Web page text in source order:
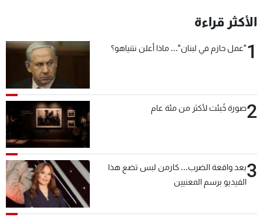
الأكثر قراءة
1"عمل حازم في لبنان"... ماذا أعلن نتنياهو؟
2صورة خُبئت لأكثر من مئة عام
3بعد واقعة الضرب... كارمن لبس تضع هذا
الفيديو برسم المعنيين
شاهد البرامج
الترددات
شروط الإسـتخدام
سياسة الخصوصية